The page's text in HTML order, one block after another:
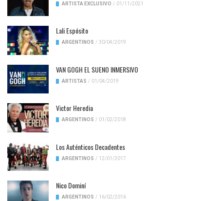
ARTISTA EXCLUSIVO / 01/11/2021
Lali Espósito
ARGENTINOS / 30/04/2019
VAN GOGH EL SUENO INMERSIVO
ARTISTAS / 01/04/2019
Victor Heredia
ARGENTINOS / 01/02/2018
Los Auténticos Decadentes
ARGENTINOS / 12/01/2017
Nico Dominí
ARGENTINOS / 16/02/2016